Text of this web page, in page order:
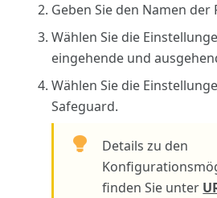
Geben Sie den Namen
Wählen Sie die
eingehende und
Wählen Sie die
Safeguard.
Details zu den
finden Sie unter